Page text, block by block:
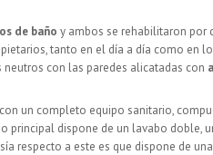
de baño y ambos se rehabilitaron
tanto en el día a día como en
con las paredes alicatadas con
un completo equipo sanitario,
principal dispone de un lavabo doble,
respecto a este es que dispone de